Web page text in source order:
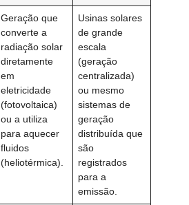
Geração que
converte a
radiação solar
diretamente
em
eletricidade
(fotovoltaica)
ou a utiliza
para aquecer
fluidos
(heliotérmica).
Usinas solares
de grande
escala
(geração
centralizada)
ou mesmo
sistemas de
geração
distribuída que
são
registrados
para a
emissão.